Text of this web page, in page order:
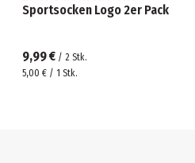
Sportsocken Logo 2er Pack
9,99 € / 2 Stk.
5,00 € / 1 Stk.